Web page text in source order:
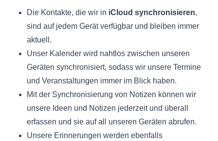
Die Kontakte, die wir in iCloud synchronisieren,
sind auf jedem Gerät verfügbar und bleiben immer
aktuell.
Unser Kalender wird nahtlos zwischen unseren
Geräten synchronisiert, sodass wir unsere Termine
und Veranstaltungen immer im Blick haben.
Mit der Synchronisierung von Notizen können wir
unsere Ideen und Notizen jederzeit und überall
erfassen und sie auf all unseren Geräten abrufen.
Unsere Erinnerungen werden ebenfalls